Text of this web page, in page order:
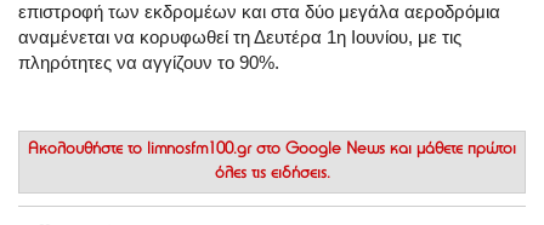
επιστροφή των εκδρομέων και στα δύο μεγάλα αεροδρόμια
αναμένεται να κορυφωθεί τη Δευτέρα 1η Ιουνίου, με τις
πληρότητες να αγγίζουν το 90%.
Ακολουθήστε το limnosfm100.gr στο Google News και μάθετε πρώτοι
όλες τις ειδήσεις.